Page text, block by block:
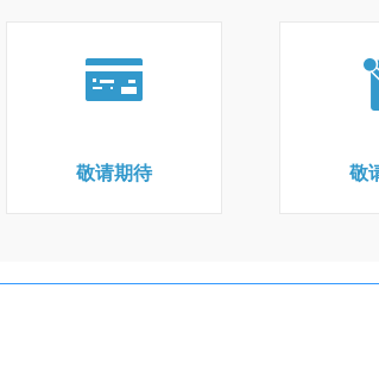
敬请期待 敬